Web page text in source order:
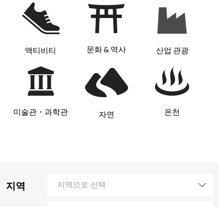
액티비티 문화 & 역사 산업 관광
미술관・과학관 자연 온천
지역 지역으로 선택